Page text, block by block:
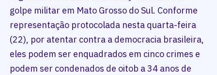
golpe militar em Mato Grosso do Sul. Conforme
representação protocolada nesta quarta-feira
(22), por atentar contra a democracia brasileira,
eles podem ser enquadrados em cinco crimes e
podem ser condenados de oitob a 34 anos de